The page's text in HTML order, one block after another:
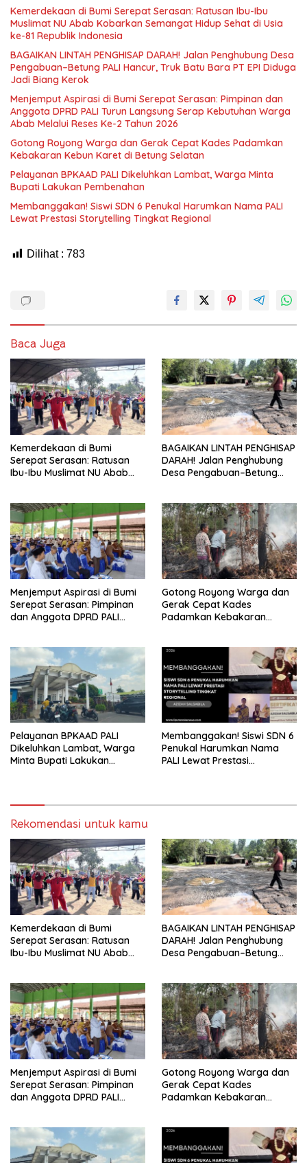
Kemerdekaan di Bumi Serepat Serasan: Ratusan Ibu-Ibu
Muslimat NU Abab Kobarkan Semangat Hidup Sehat di Usia
ke-81 Republik Indonesia
BAGAIKAN LINTAH PENGHISAP DARAH! Jalan Penghubung Desa
Pengabuan–Betung PALI Hancur, Truk Batu Bara PT EPI Diduga
Jadi Biang Kerok
Menjemput Aspirasi di Bumi Serepat Serasan: Pimpinan dan
Anggota DPRD PALI Turun Langsung Serap Kebutuhan Warga
Abab Melalui Reses Ke-2 Tahun 2026
Gotong Royong Warga dan Gerak Cepat Kades Padamkan
Kebakaran Kebun Karet di Betung Selatan
Pelayanan BPKAAD PALI Dikeluhkan Lambat, Warga Minta
Bupati Lakukan Pembenahan
Membanggakan! Siswi SDN 6 Penukal Harumkan Nama PALI
Lewat Prestasi Storytelling Tingkat Regional
Dilihat : 783
Baca Juga
Kemerdekaan di Bumi
Serepat Serasan: Ratusan
Ibu-Ibu Muslimat NU Abab
Indonesia
BAGAIKAN LINTAH PENGHISAP
DARAH! Jalan Penghubung
Desa Pengabuan–Betung
Kerok
Menjemput Aspirasi di Bumi
Serepat Serasan: Pimpinan
dan Anggota DPRD PALI
Melalui Reses Ke-2 Tahun
2026
Gotong Royong Warga dan
Gerak Cepat Kades
Padamkan Kebakaran
Pelayanan BPKAAD PALI
Dikeluhkan Lambat, Warga
Minta Bupati Lakukan
Membanggakan! Siswi SDN 6
Penukal Harumkan Nama
PALI Lewat Prestasi
Rekomendasi untuk kamu
Kemerdekaan di Bumi
Serepat Serasan: Ratusan
Ibu-Ibu Muslimat NU Abab
Indonesia
BAGAIKAN LINTAH PENGHISAP
DARAH! Jalan Penghubung
Desa Pengabuan–Betung
Kerok
Menjemput Aspirasi di Bumi
Serepat Serasan: Pimpinan
dan Anggota DPRD PALI
Melalui Reses Ke-2 Tahun
2026
Gotong Royong Warga dan
Gerak Cepat Kades
Padamkan Kebakaran